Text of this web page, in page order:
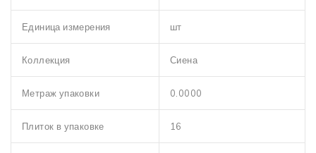
Единица измерения шт
Коллекция Сиена
Метраж упаковки 0.0000
Плиток в упаковке 16